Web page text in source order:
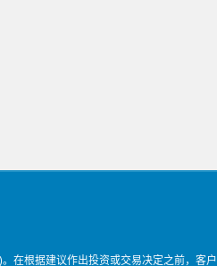
在根据建议作出投资或交易决定之前，客户